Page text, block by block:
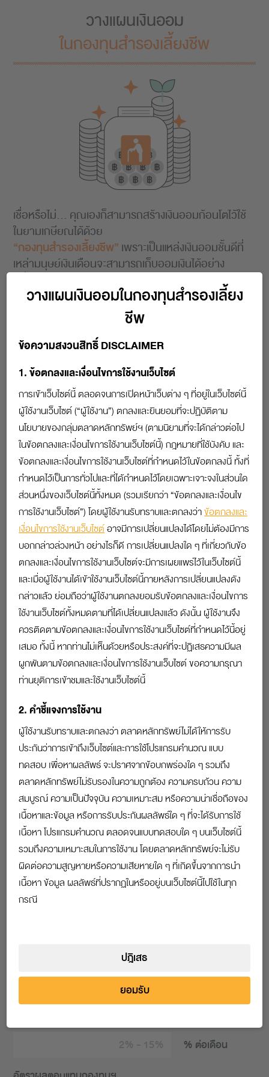
วางแผนเงินออม
ในกองทุนสำรองเลี้ยงชีพ
เชื่อหรือไม่... คุณเองก็สามารถสร้างเงินออมก้อนโตไว้ใช้
ในยามเกษียณได้ด้วย
“กองทุนสำรองเลี้ยงชีพ” เพราะเป็นแหล่งเงินออมชั้นดีที่
เหล่ามนุษย์เงินเดือนจะสามารถเก็บออมเงินได้อย่าง
สม่ำเสมอทุกเดือน แถมยังมีนายจ้างช่วยใส่เงินสมทบให้อีก
แรงหนึ่งด้วย แต่เงินออมในกองทุนฯ จะช่วยสร้างสุขในวัย
เกษียณได้มากน้อยแค่ไหน เราลองมาสำรวจเงินออมก้อน
ข้อมูลส่วนบุคคล
อายุปัจจุบัน
ปี
อายุเกษียณ
ปี
เงินเดือนปัจจุบัน
บาท / เดือน
อัตราการเพิ่มของเงินเดือน
% ต่อปี
ข้อมูลเป้าหมายเกษียณ
เงินที่ต้องการใช้หลังเกษียณ
บาท / เดือน
อัตราเงินเฟ้อ
% ต่อปี
อัตราผลตอบแทนหลังเกษียณ
% ต่อปี
อัตราเงินสมทบ
% ต่อเดือน
วางแผนเงินออมในกองทุนสำรองเลี้ยง
ชีพ
ข้อความสงวนสิทธิ์ DISCLAIMER
1. ข้อตกลงและเงื่อนไขการใช้งานเว็บไซต์
การเข้าเว็บไซต์นี้ ตลอดจนการเปิดหน้าเว็บต่าง ๆ ที่อยู่ในเว็บไซต์นี้
ผู้ใช้งานเว็บไซต์ (“ผู้ใช้งาน”) ตกลงและยินยอมที่จะปฏิบัติตาม
นโยบายของกลุ่มตลาดหลักทรัพย์ฯ (ตามนิยามที่จะได้กล่าวต่อไป
ในข้อตกลงและเงื่อนไขการใช้งานเว็บไซต์นี้) กฎหมายที่ใช้บังคับ และ
ข้อตกลงและเงื่อนไขการใช้งานเว็บไซต์ที่กำหนดไว้ในข้อตกลงนี้ ทั้งที่
กำหนดไว้เป็นการทั่วไปและที่ได้กำหนดไว้โดยเฉพาะเจาะจงในส่วนใด
ส่วนหนึ่งของเว็บไซต์นี้ทั้งหมด (รวมเรียกว่า “ข้อตกลงและเงื่อนไข
การใช้งานเว็บไซต์”) โดยผู้ใช้งานรับทราบและตกลงว่าข้อตกลงและ
เงื่อนไขการใช้งานเว็บไซต์อาจมีการเปลี่ยนแปลงได้โดยไม่ต้องมีการ
บอกกล่าวล่วงหน้า อย่างไรก็ดี การเปลี่ยนแปลงใด ๆ ที่เกี่ยวกับข้อ
ตกลงและเงื่อนไขการใช้งานเว็บไซต์จะมีการเผยแพร่ไว้ในเว็บไซต์นี้
และเมื่อผู้ใช้งานได้เข้าใช้งานเว็บไซต์นี้ภายหลังการเปลี่ยนแปลงดัง
กล่าวแล้ว ย่อมถือว่าผู้ใช้งานตกลงยอมรับข้อตกลงและเงื่อนไขการ
ใช้งานเว็บไซต์ทั้งหมดตามที่ได้เปลี่ยนแปลงแล้ว ดังนั้น ผู้ใช้งานจึง
ควรติดตามข้อตกลงและเงื่อนไขการใช้งานเว็บไซต์ที่กำหนดไว้นี้อยู่
เสมอ ทั้งนี้ หากท่านไม่เห็นด้วยหรือประสงค์ที่จะปฏิเสธความมีผล
ผูกพันตามข้อตกลงและเงื่อนไขการใช้งานเว็บไซต์ ขอความกรุณา
ท่านยุติการเข้าชมและใช้งานเว็บไซต์นี้
2. คำชี้แจงการใช้งาน
ผู้ใช้งานรับทราบและตกลงว่า ตลาดหลักทรัพย์ไม่ได้ให้การรับ
ประกันว่าการเข้าถึงเว็บไซต์และการใช้โปรแกรมคำนวณ แบบ
ทดสอบ เพื่อหาผลลัพธ์ จะปราศจากข้อบกพร่องใด ๆ รวมถึง
ตลาดหลักทรัพย์ไม่รับรองในความถูกต้อง ความครบถ้วน ความ
สมบูรณ์ ความเป็นปัจจุบัน ความเหมาะสม หรือความน่าเชื่อถือของ
เนื้อหาและข้อมูล หรือการรับประกันผลลัพธ์ใด ๆ ที่จะได้รับการใช้
เนื้อหา โปรแกรมคำนวณ ตลอดจนแบบทดสอบใด ๆ บนเว็บไซต์นี้
รวมถึงความเหมาะสมในการใช้งาน โดยตลาดหลักทรัพย์จะไม่รับ
ผิดต่อความสูญหายหรือความเสียหายใด ๆ ที่เกิดขึ้นจากการนำ
เนื้อหา ข้อมูล ผลลัพธ์ที่ปรากฏในหรืออยู่บนเว็บไซต์นี้ไปใช้ในทุก
กรณี
ปฎิเสธ
ยอมรับ